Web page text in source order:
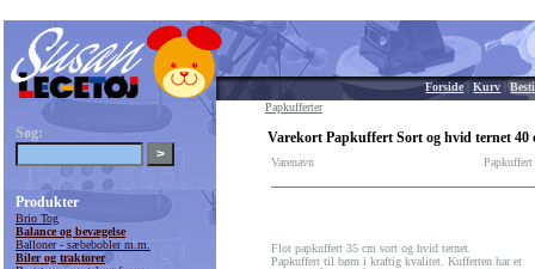
Forside|Kurv |
Søg:
Produkter
Brio Tog
Balance og bevægelse
Balloner - sæbebobler m.m.
Biler og traktorer
Papkufferter
Varekort Papkuffert Sort og hvid ternet 40
Varenavn
Flot papkuffert 35 cm sort og hvid ternet.
Papkuffert til børn i kraftig kvalitet. Kufferten har et